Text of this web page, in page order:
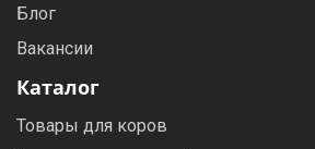
Блог
Вакансии
Каталог
Товары для коров